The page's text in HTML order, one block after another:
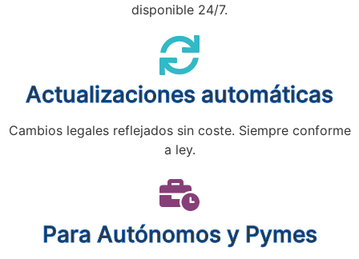
disponible 24/7.
Actualizaciones automáticas
Cambios legales reflejados sin coste. Siempre conforme
a ley.
Para Autónomos y Pymes